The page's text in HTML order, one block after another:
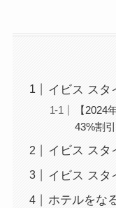
イビス スタ
【2024
43%割引
イビス スタ
イビス スタ
ホテルをな